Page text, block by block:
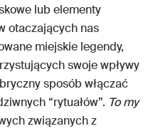
lub elementy
otaczających nas
miejskie legendy,
swoje wpływy
sposób włączać
“rytuałów”. To my
związanych z